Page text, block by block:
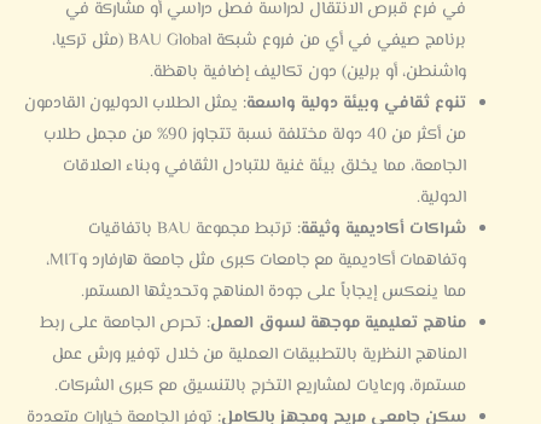
في فرع قبرص الانتقال لدراسة فصل دراسي أو مشاركة في
برنامج صيفي في أي من فروع شبكة BAU Global (مثل تركيا،
واشنطن، أو برلين) دون تكاليف إضافية باهظة.
تنوع ثقافي وبيئة دولية واسعة: يمثل الطلاب الدوليون القادمون
من أكثر من 40 دولة مختلفة نسبة تتجاوز 90% من مجمل طلاب
الجامعة، مما يخلق بيئة غنية للتبادل الثقافي وبناء العلاقات
الدولية.
شراكات أكاديمية وثيقة:
ترتبط مجموعة BAU باتفاقيات
وتفاهمات أكاديمية مع جامعات كبرى مثل جامعة هارفارد وMIT،
مما ينعكس إيجاباً على جودة المناهج وتحديثها المستمر.
مناهج تعليمية موجهة لسوق العمل: تحرص الجامعة على ربط
المناهج النظرية بالتطبيقات العملية من خلال توفير ورش عمل
مستمرة، ورعايات لمشاريع التخرج بالتنسيق مع كبرى الشركات.
سكن جامعي مريح ومجهز بالكامل: توفر الجامعة خيارات متعددة